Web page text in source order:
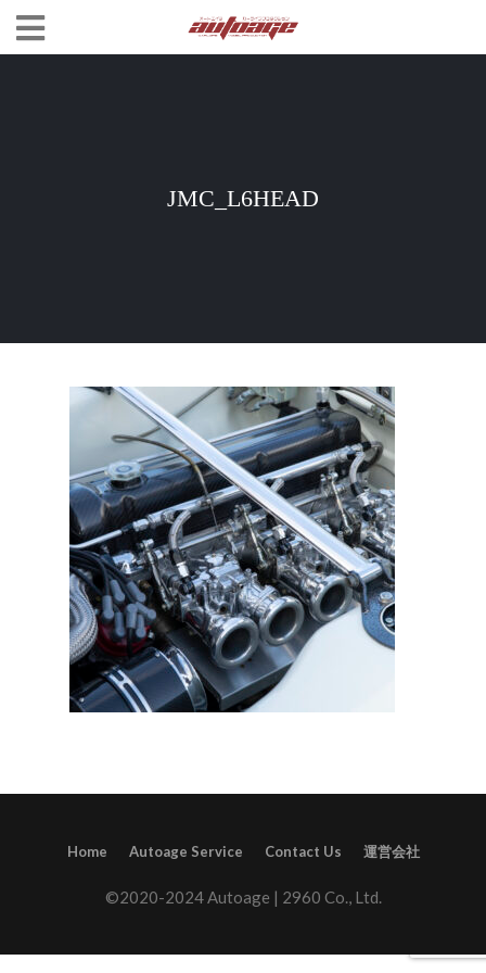
JMC_L6HEAD
Home Autoage Service Contact Us 運営会社
©2020-2024 Autoage | 2960 Co., Ltd.